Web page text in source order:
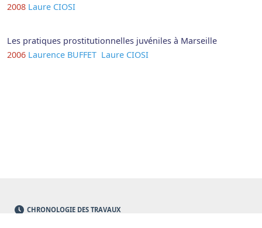
2008 Laure CIOSI
Les pratiques prostitutionnelles juvéniles à Marseille
2006 Laurence BUFFET Laure CIOSI
CHRONOLOGIE DES TRAVAUX